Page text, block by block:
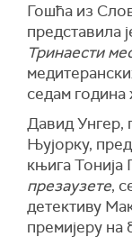
Гошћа из
представила
Тринаести
седам година
Давид Унгер,
Њујорку,
књига Тонија
презаузете,
детективу
премијеру на